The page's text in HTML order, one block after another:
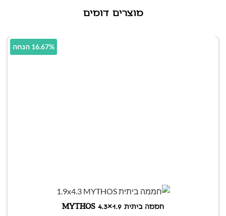
מוצרים דומים
16.67% הנחה
חממה ביתית 1.9×4.3 MYTHOS